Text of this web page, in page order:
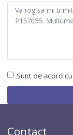
Sunt de acord
Contact